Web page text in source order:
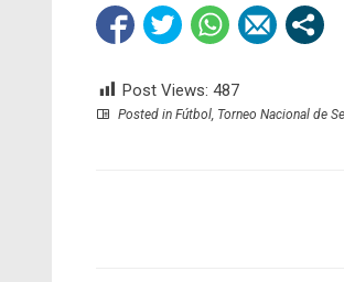
Post Views: 487
Posted in Fútbol, Torneo Nacional de